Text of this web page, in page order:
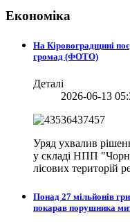
Економіка
На Кіровоградщині
громад (ФОТО)
Деталі
2026-06-13
Уряд ухвалив
у складі НПП
лісових територій
Понад 27 мільйонів
покарав порушника